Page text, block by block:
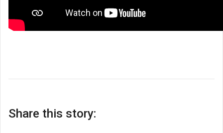
Share this story: